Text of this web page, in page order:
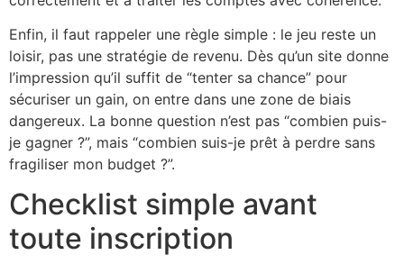
Enfin, il faut rappeler une règle simple : le jeu reste un
loisir, pas une stratégie de revenu. Dès qu’un site donne
l’impression qu’il suffit de “tenter sa chance” pour
sécuriser un gain, on entre dans une zone de biais
dangereux. La bonne question n’est pas “combien puis-
je gagner ?”, mais “combien suis-je prêt à perdre sans
fragiliser mon budget ?”.
Checklist simple avant
toute inscription